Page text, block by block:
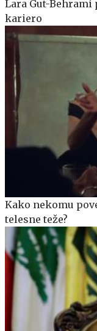
Lara Gut-Behrami
kariero
Kako nekomu
telesne teže?